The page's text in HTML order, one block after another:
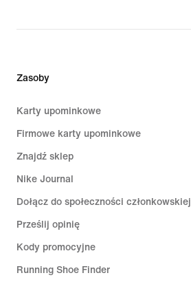
Zasoby
Karty upominkowe
Firmowe karty upominkowe
Znajdź sklep
Nike Journal
Dołącz do społeczności członkowskiej
Prześlij opinię
Kody promocyjne
Running Shoe Finder